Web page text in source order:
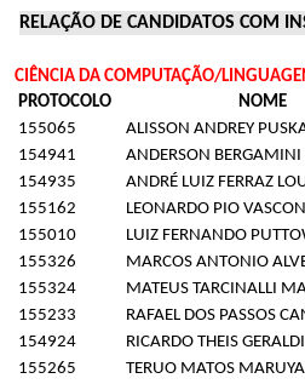
RELAÇÃO DE CANDIDATOS COM
CIÊNCIA DA COMPUTAÇÃO/
PROTOCOLO
NOME
155065
ALISSON ANDREY
154941
ANDERSON BERGAMINI
154935
ANDRÉ LUIZ FERRAZ
155162
LEONARDO PIO
155010
LUIZ FERNANDO
155326
MARCOS ANTONIO
155324
MATEUS TARCINALLI
155233
RAFAEL DOS PASSOS
154924
RICARDO THEIS GERALDI
155265
TERUO MATOS